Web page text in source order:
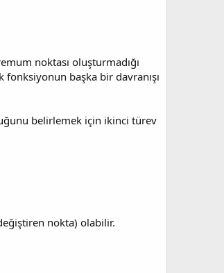
noktası oluşturmadığı
başka bir davranışı
belirlemek için ikinci türev
nokta) olabilir.